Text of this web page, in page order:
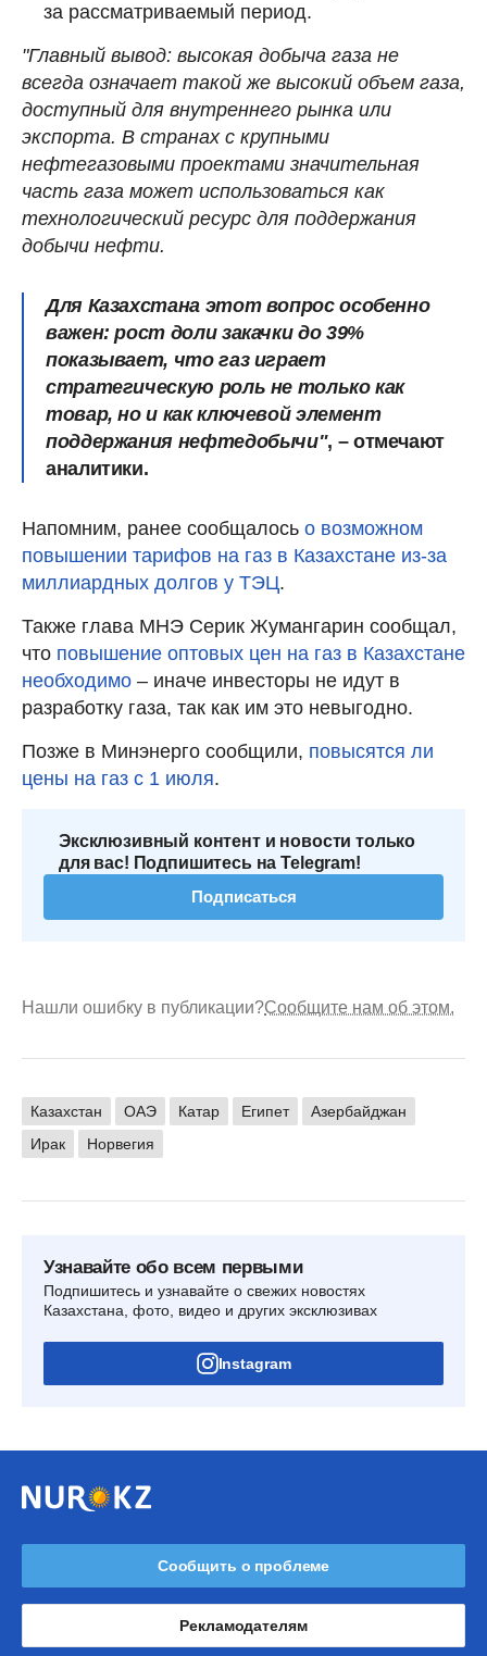
за рассматриваемый период.
"Главный вывод: высокая добыча газа не
всегда означает такой же высокий объем газа,
доступный для внутреннего рынка или
экспорта. В странах с крупными
нефтегазовыми проектами значительная
часть газа может использоваться как
технологический ресурс для поддержания
добычи нефти.
Для Казахстана этот вопрос особенно
важен: рост доли закачки до 39%
показывает, что газ играет
стратегическую роль не только как
товар, но и как ключевой элемент
поддержания нефтедобычи", – отмечают
аналитики.
Напомним, ранее сообщалось о возможном
повышении тарифов на газ в Казахстане из-за
миллиардных долгов у ТЭЦ.
Также глава МНЭ Серик Жумангарин сообщал,
что повышение оптовых цен на газ в Казахстане
необходимо – иначе инвесторы не идут в
разработку газа, так как им это невыгодно.
Позже в Минэнерго сообщили, повысятся ли
цены на газ с 1 июля.
Эксклюзивный контент и новости только
для вас! Подпишитесь на Telegram!
Подписаться
Нашли ошибку в публикации?Сообщите нам об этом.
Казахстан ОАЭ Катар Египет
Азербайджан
Ирак
Норвегия
Узнавайте обо всем первыми
Подпишитесь и узнавайте о свежих новостях
Казахстана, фото, видео и других эксклюзивах
Instagram
Сообщить о проблеме
Рекламодателям